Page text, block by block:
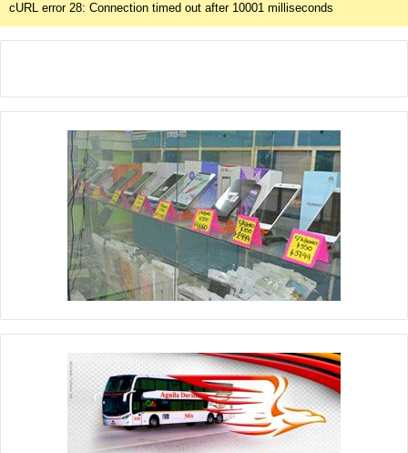
cURL error 28: Connection timed out after 10001 milliseconds